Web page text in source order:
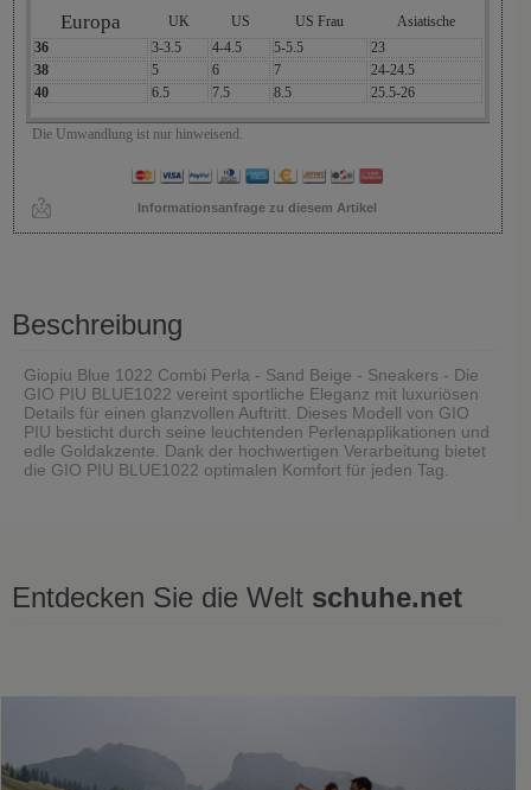
Europa UK US US Frau
Asiatische
36
3-3.5 4-4.5 5-5.5
23
38
5 6 7
24-24.5
40
6.5 7.5 8.5 25.5-26
Die Umwandlung ist nur hinweisend.
Informationsanfrage zu diesem Artikel
Beschreibung
Giopiu Blue 1022 Combi Perla - Sand Beige - Sneakers - Die
GIO PIU BLUE1022 vereint sportliche Eleganz mit luxuriösen
Details für einen glanzvollen Auftritt. Dieses Modell von GIO
PIU besticht durch seine leuchtenden Perlenapplikationen und
edle Goldakzente. Dank der hochwertigen Verarbeitung bietet
die GIO PIU BLUE1022 optimalen Komfort für jeden Tag.
Entdecken Sie die Welt schuhe.net